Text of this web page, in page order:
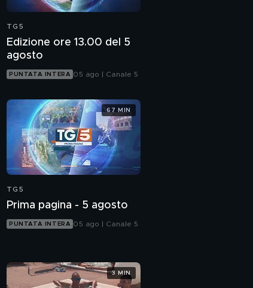
TG5
Edizione ore 13.00 del 5
agosto
PUNTATA INTERA 05 ago | Canale 5
TG5
Prima pagina - 5 agosto
PUNTATA INTERA 05 ago | Canale 5
67 MIN
3 MIN